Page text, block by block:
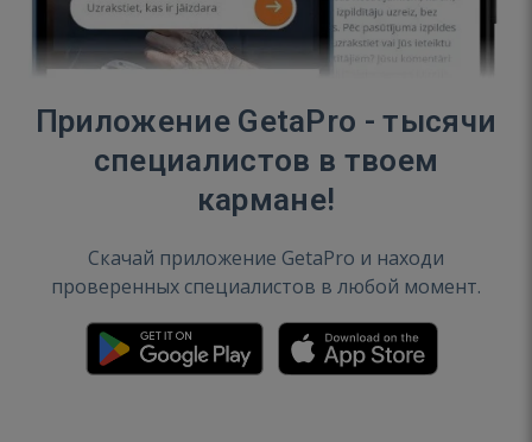
Приложение GetaPro - тысячи
специалистов в твоем
кармане!
Скачай приложение GetaPro и находи
проверенных специалистов в любой момент.